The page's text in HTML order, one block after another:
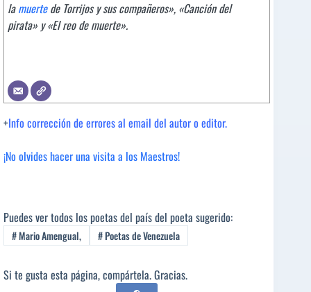
lamuertede Torrijos y sus compañeros», «Canción del
pirata» y «El reo de muerte».
+Info corrección de errores al email del autor o editor.
¡No olvides hacer una visita a los Maestros!
Puedes ver todos los poetas del país del poeta sugerido:
#Mario Amengual, #Poetas de Venezuela
Si te gusta esta página, compártela. Gracias.